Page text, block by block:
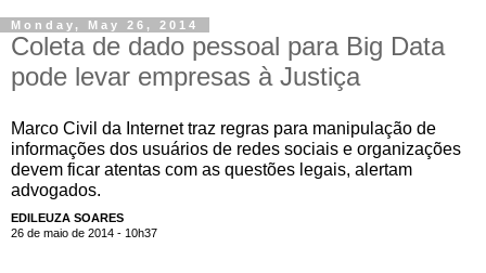
Monday, May 26, 2014
Coleta de dado pessoal para Big Data
pode levar empresas à Justiça
Marco Civil da Internet traz regras para manipulação de
informações dos usuários de redes sociais e organizações
devem ficar atentas com as questões legais, alertam
advogados.
EDILEUZA SOARES
26 de maio de 2014 - 10h37